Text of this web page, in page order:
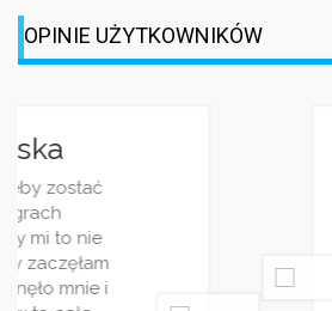
OPINIE UŻYTKOWNIKÓW
Jagoda
Jestem
ciekawości
blogi. Wasz
ulubionych.
rzetelnie. Wpisy